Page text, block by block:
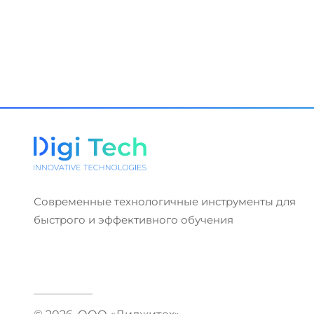
Современные технологичные инструменты для
быстрого и эффективного обучения